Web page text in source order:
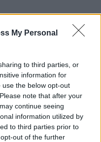
My Personal
to third parties, or
information for
the below opt-out
note that after your
continue seeing
information utilized by
to third parties prior to
out of the further